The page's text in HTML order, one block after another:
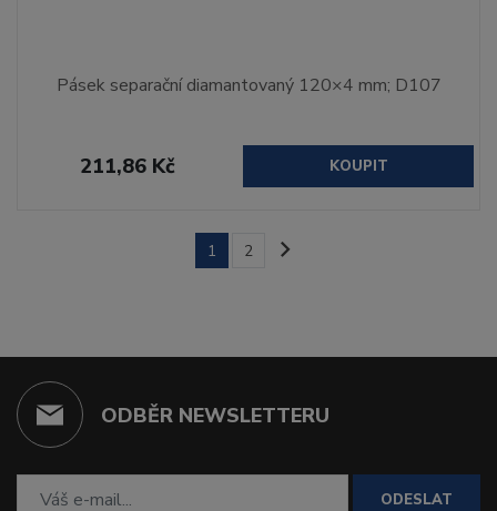
Pásek separační diamantovaný 120×4 mm; D107
211,86 Kč KOUPIT
1 2
ODBĚR NEWSLETTERU
ODESLAT